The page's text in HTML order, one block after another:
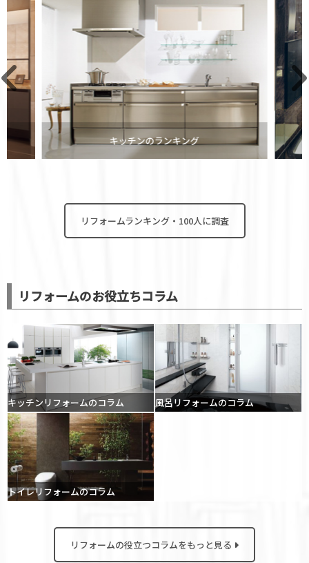
キッチンのランキング
リフォームランキング・100人に調査
リフォームのお役立ちコラム
キッチンリフォームのコラム 風呂リフォームのコラム
トイレリフォームのコラム
リフォームの役立つコラムをもっと見る